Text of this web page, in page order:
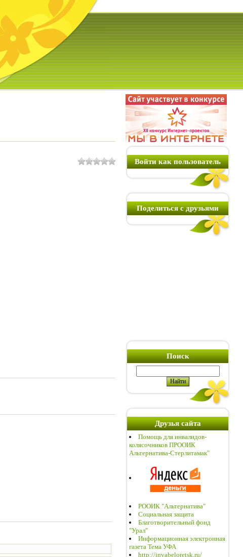
Войти как пользователь
Поделиться с друзьями
Поиск
Друзья сайта
Помощь для инвалидов-
колясочников ПРООИК
Альтернатива-Стерлитамак"
РООИК "Альтернатива"
Социальная защита
Благотворительный фонд
"Урал"
Информационная электронная
газета Тема УФА
http://invabeloretsk.ru/